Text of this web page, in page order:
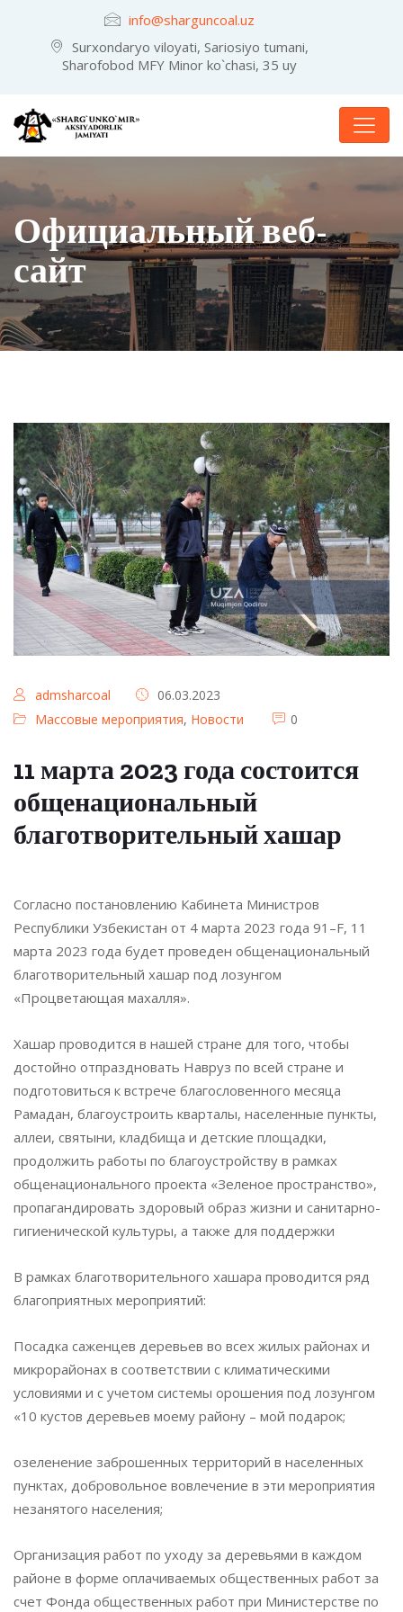
info@sharguncoal.uz
Surxondaryo viloyati, Sariosiyo tumani,
Sharofobod MFY Minor ko`chasi, 35 uy
Официальный веб-
сайт
admsharcoal
06.03.2023
Массовые мероприятия, Новости 0
11 марта 2023 года состоится
общенациональный
благотворительный хашар
Согласно постановлению Кабинета Министров
Республики Узбекистан от 4 марта 2023 года 91–F, 11
марта 2023 года будет проведен общенациональный
благотворительный хашар под лозунгом
«Процветающая махалля».
Хашар проводится в нашей стране для того, чтобы
достойно отпраздновать Навруз по всей стране и
подготовиться к встрече благословенного месяца
Рамадан, благоустроить кварталы, населенные пункты,
аллеи, святыни, кладбища и детские площадки,
продолжить работы по благоустройству в рамках
общенационального проекта «Зеленое пространство»,
пропагандировать здоровый образ жизни и санитарно-
гигиенической культуры, а также для поддержки
В рамках благотворительного хашара проводится ряд
благоприятных мероприятий:
Посадка саженцев деревьев во всех жилых районах и
микрорайонах в соответствии с климатическими
условиями и с учетом системы орошения под лозунгом
«10 кустов деревьев моему району – мой подарок;
озеленение заброшенных территорий в населенных
пунктах, добровольное вовлечение в эти мероприятия
незанятого населения;
Организация работ по уходу за деревьями в каждом
районе в форме оплачиваемых общественных работ за
счет Фонда общественных работ при Министерстве по